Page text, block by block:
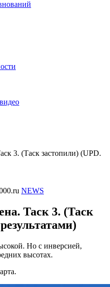
3. (Таск застопили) (UPD.
NEWS
Таск 3. (Таск
Но с инверсией,
высотах.